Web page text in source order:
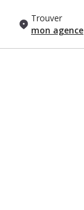
Trouver
mon agence